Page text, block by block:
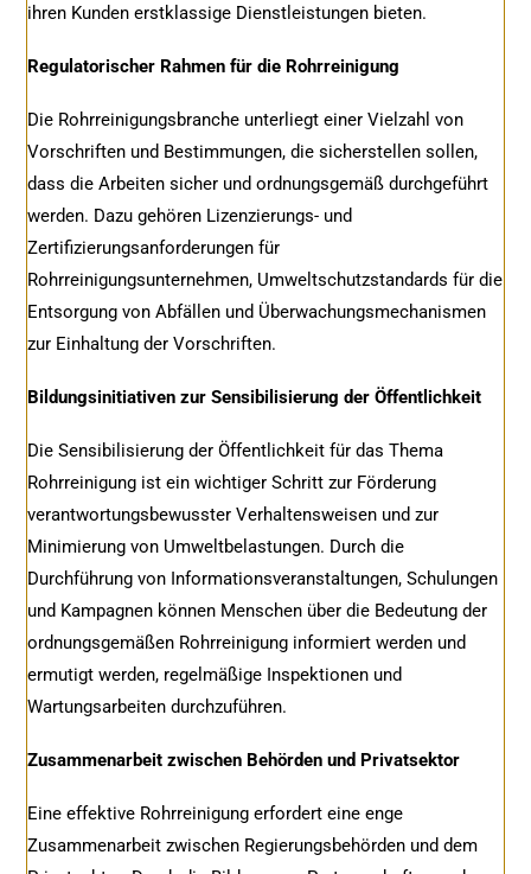
ihren Kunden erstklassige Dienstleistungen bieten.
Regulatorischer Rahmen für die Rohrreinigung
Die Rohrreinigungsbranche unterliegt einer Vielzahl von
Vorschriften und Bestimmungen, die sicherstellen sollen,
dass die Arbeiten sicher und ordnungsgemäß durchgeführt
werden. Dazu gehören Lizenzierungs- und
Zertifizierungsanforderungen für
Rohrreinigungsunternehmen, Umweltschutzstandards für die
Entsorgung von Abfällen und Überwachungsmechanismen
zur Einhaltung der Vorschriften.
Bildungsinitiativen zur Sensibilisierung der Öffentlichkeit
Die Sensibilisierung der Öffentlichkeit für das Thema
Rohrreinigung ist ein wichtiger Schritt zur Förderung
verantwortungsbewusster Verhaltensweisen und zur
Minimierung von Umweltbelastungen. Durch die
Durchführung von Informationsveranstaltungen, Schulungen
und Kampagnen können Menschen über die Bedeutung der
ordnungsgemäßen Rohrreinigung informiert werden und
ermutigt werden, regelmäßige Inspektionen und
Wartungsarbeiten durchzuführen.
Zusammenarbeit zwischen Behörden und Privatsektor
Eine effektive Rohrreinigung erfordert eine enge
Zusammenarbeit zwischen Regierungsbehörden und dem